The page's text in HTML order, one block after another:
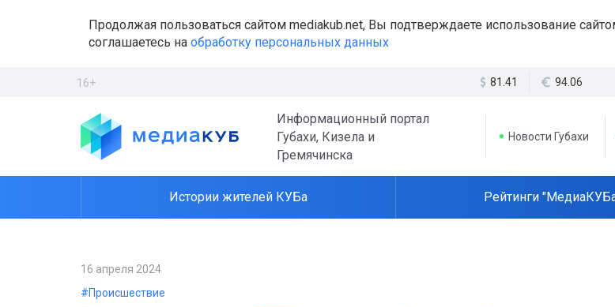
Продолжая пользоваться сайтом mediakub.net, Вы подтверждаете использование
соглашаетесь на обработку персональных данных
16+ 81.41 94.06
Информационный портал
Губахи, Кизела и
Гремячинска
Новости Губахи
Истории жителей КУБа Рейтинги
16 апреля 2024
#Происшествие